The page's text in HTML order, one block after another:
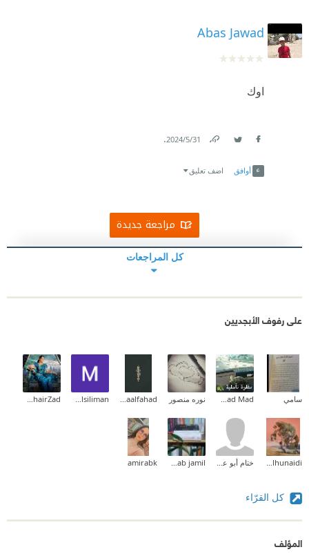
Abas Jawad
اوك
31‏/5‏/2024
.
أوافق اضف تعليق
مراجعة جديدة
كل المراجعات
على رفوف الأبجديين
سامي نوره منصور
amirabk
كل القرّاء
المؤلف